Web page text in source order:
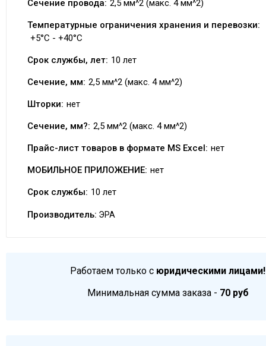
Сечение провода: 2,5 мм^2 (макс. 4 мм^2)
Температурные ограничения хранения и перевозки:
+5°C - +40°C
Срок службы, лет: 10 лет
Сечение, мм: 2,5 мм^2 (макс. 4 мм^2)
Шторки: нет
Сечение, мм?: 2,5 мм^2 (макс. 4 мм^2)
Прайс-лист товаров в формате MS Excel: нет
МОБИЛЬНОЕ ПРИЛОЖЕНИЕ: нет
Срок службы: 10 лет
Производитель: ЭРА
Работаем только с юридическими лицами!
Минимальная сумма заказа - 70 руб